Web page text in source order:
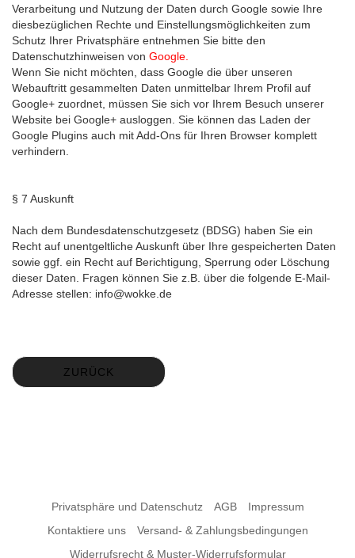
Verarbeitung und Nutzung der Daten durch Google sowie Ihre
diesbezüglichen Rechte und Einstellungsmöglichkeiten zum
Schutz Ihrer Privatsphäre entnehmen Sie bitte den
Datenschutzhinweisen von Google.
Wenn Sie nicht möchten, dass Google die über unseren
Webauftritt gesammelten Daten unmittelbar Ihrem Profil auf
Google+ zuordnet, müssen Sie sich vor Ihrem Besuch unserer
Website bei Google+ ausloggen. Sie können das Laden der
Google Plugins auch mit Add-Ons für Ihren Browser komplett
verhindern.
§ 7 Auskunft
Nach dem Bundesdatenschutzgesetz (BDSG) haben Sie ein
Recht auf unentgeltliche Auskunft über Ihre gespeicherten Daten
sowie ggf. ein Recht auf Berichtigung, Sperrung oder Löschung
dieser Daten. Fragen können Sie z.B. über die folgende E-Mail-
Adresse stellen: info@wokke.de
ZURÜCK
Privatsphäre und Datenschutz AGB
Impressum
Kontaktiere uns
Versand- & Zahlungsbedingungen
Widerrufsrecht & Muster-Widerrufsformular